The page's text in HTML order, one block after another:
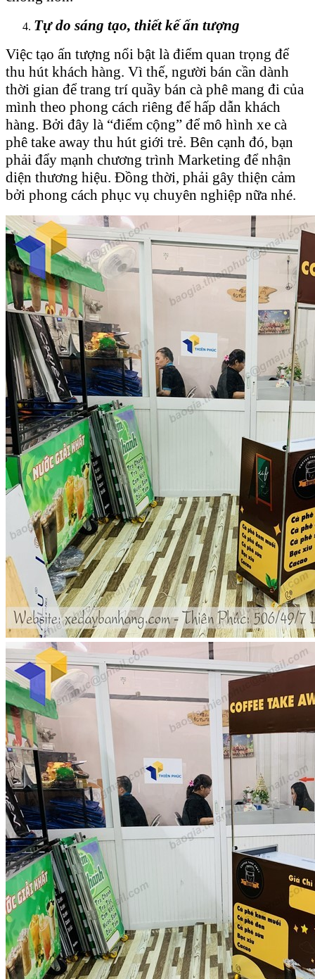
Tự do sáng tạo, thiết kế ấn tượng
Việc tạo ấn tượng nổi bật là điểm quan trọng để
thu hút khách hàng. Vì thế, người bán cần dành
thời gian để trang trí quầy bán cà phê mang đi của
mình theo phong cách riêng để hấp dẫn khách
hàng. Bởi đây là “điểm cộng” để mô hình xe cà
phê take away thu hút giới trẻ. Bên cạnh đó, bạn
phải đẩy mạnh chương trình Marketing để nhận
diện thương hiệu. Đồng thời, phải gây thiện cảm
bởi phong cách phục vụ chuyên nghiệp nữa nhé.